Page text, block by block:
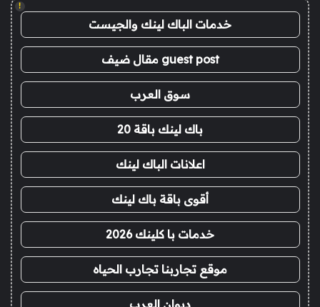
!
خدمات الباك لينك والجيست
guest post مقال ضيف
سوق العرب
باك لينك باقة 20
اعلانات الباك لينك
أقوى باقة باك لينك
خدمات با كلينك 2026
موقع تجاربنا تجارب الحياه
ديوان العرب